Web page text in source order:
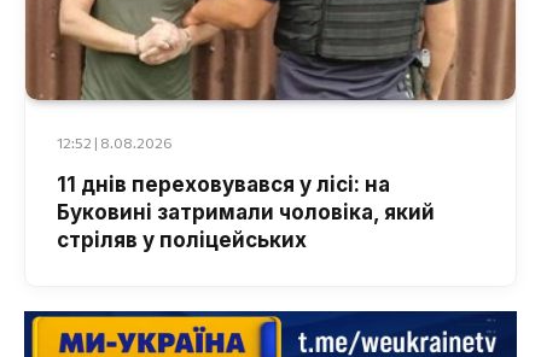
12:52 | 8.08.2026
11 днів переховувався у лісі: на
Буковині затримали чоловіка, який
стріляв у поліцейських